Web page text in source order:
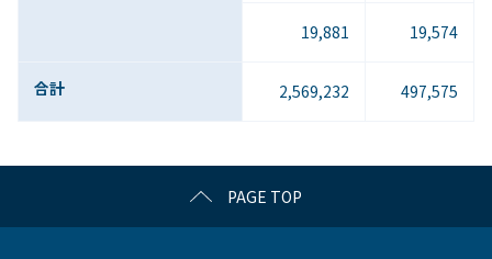
19,881 19,574
合計 2,569,232 497,575
PAGE TOP